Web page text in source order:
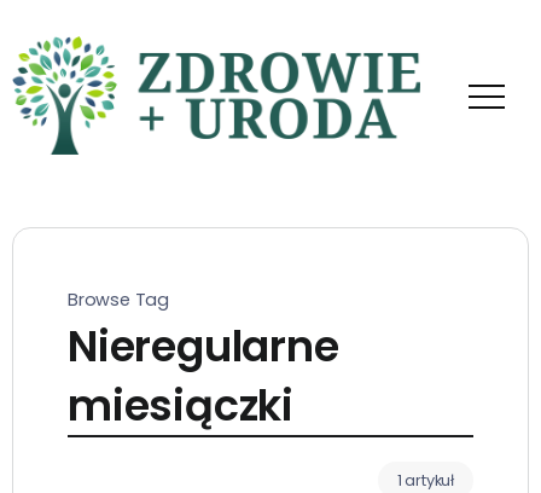
Browse Tag
Nieregularne
miesiączki
1 artykuł